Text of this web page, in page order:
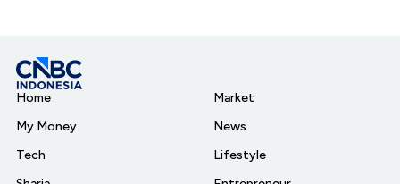
Home
My Money
Tech
Market
News
Lifestyle